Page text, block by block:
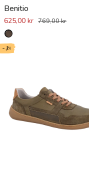
Benitio
625,00 kr 769,00 kr
- 3%